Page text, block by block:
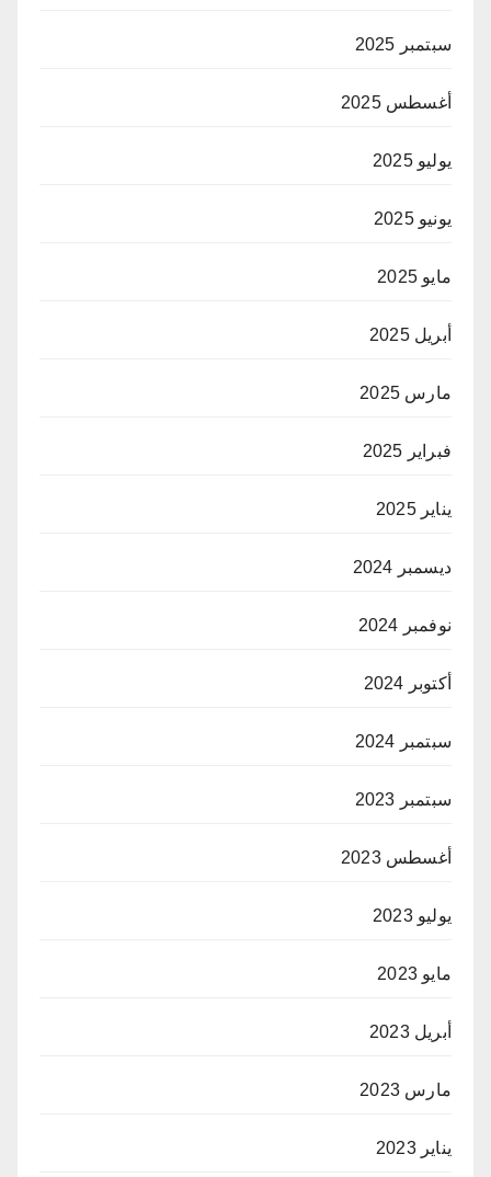
سبتمبر 2025
أغسطس 2025
يوليو 2025
يونيو 2025
مايو 2025
أبريل 2025
مارس 2025
فبراير 2025
يناير 2025
ديسمبر 2024
نوفمبر 2024
أكتوبر 2024
سبتمبر 2024
سبتمبر 2023
أغسطس 2023
يوليو 2023
مايو 2023
أبريل 2023
مارس 2023
يناير 2023